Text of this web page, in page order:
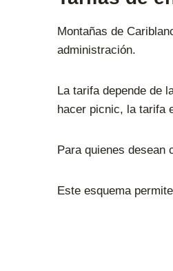
Montañas de
administración.
La tarifa depende de
hacer picnic, la tarifa
Para quienes desean
Este esquema